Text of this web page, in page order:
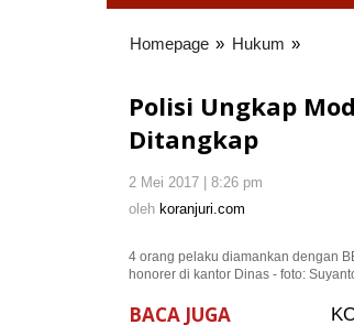
Homepage » Hukum »
Baru
Orang
Polisi Ungkap
Ditangkap
2 Mei 2017 | 8:26 pm
oleh koranjuri.com
4 orang pelaku diamankan dengan
honorer di kantor Dinas - foto:
BACA JUGA